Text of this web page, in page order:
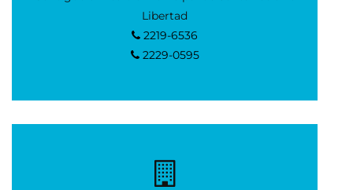
Libertad
2219-6536
2229-0595